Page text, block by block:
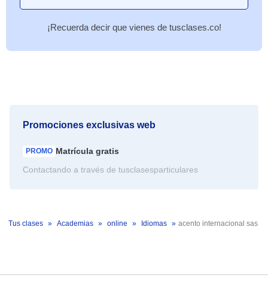
¡Recuerda decir que vienes de tusclases.co!
Promociones exclusivas web
PROMO Matrícula gratis
Contactando a través de tusclasesparticulares
Tus clases Academias online Idiomas acento internacional sas